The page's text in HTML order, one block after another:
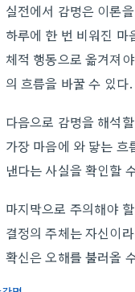
실전에서 감명은 이론
하루에 한 번 비워진
체적 행동으로 옮겨져
의 흐름을 바꿀 수 있다.
다음으로 감명을 해석
가장 마음에 와 닿는
낸다는 사실을 확인할
마지막으로 주의해야
결정의 주체는 자신이
확신은 오해를 불러올